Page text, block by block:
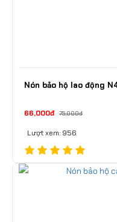
Nón bảo hộ lao động
66,000đ 75,000đ
Lượt xem: 956